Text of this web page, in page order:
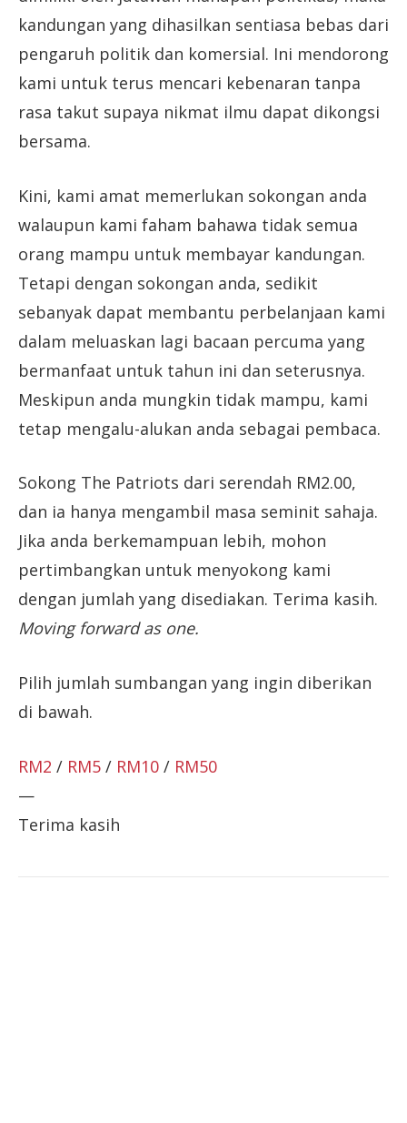
kandungan yang dihasilkan sentiasa bebas dari
pengaruh politik dan komersial. Ini mendorong
kami untuk terus mencari kebenaran tanpa
rasa takut supaya nikmat ilmu dapat dikongsi
bersama.
Kini, kami amat memerlukan sokongan anda
walaupun kami faham bahawa tidak semua
orang mampu untuk membayar kandungan.
Tetapi dengan sokongan anda, sedikit
sebanyak dapat membantu perbelanjaan kami
dalam meluaskan lagi bacaan percuma yang
bermanfaat untuk tahun ini dan seterusnya.
Meskipun anda mungkin tidak mampu, kami
tetap mengalu-alukan anda sebagai pembaca.
Sokong The Patriots dari serendah RM2.00,
dan ia hanya mengambil masa seminit sahaja.
Jika anda berkemampuan lebih, mohon
pertimbangkan untuk menyokong kami
dengan jumlah yang disediakan. Terima kasih.
Moving forward as one.
Pilih jumlah sumbangan yang ingin diberikan
di bawah.
RM2 / RM5 / RM10 / RM50
—
Terima kasih